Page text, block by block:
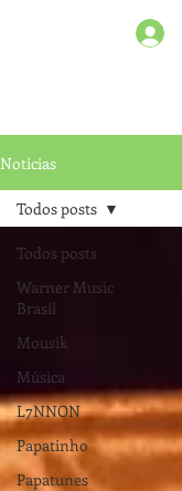
Notícias
Todos posts
Warner Music
Brasil
Mousik
Música
L7NNON
Papatinho
Papatunes
Todos posts